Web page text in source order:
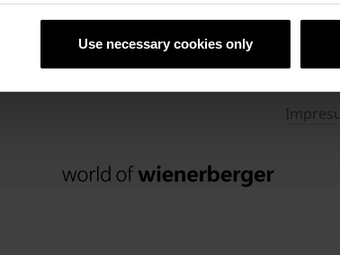
Use necessary cookies only